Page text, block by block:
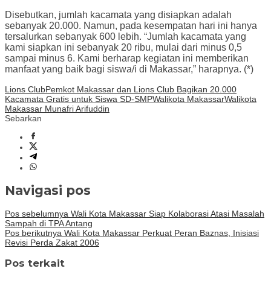
Disebutkan, jumlah kacamata yang disiapkan adalah
sebanyak 20.000. Namun, pada kesempatan hari ini hanya
tersalurkan sebanyak 600 lebih. “Jumlah kacamata yang
kami siapkan ini sebanyak 20 ribu, mulai dari minus 0,5
sampai minus 6. Kami berharap kegiatan ini memberikan
manfaat yang baik bagi siswa/i di Makassar,” harapnya. (*)
Lions ClubPemkot Makassar dan Lions Club Bagikan 20.000
Kacamata Gratis untuk Siswa SD-SMPWalikota MakassarWalikota
Makassar Munafri Arifuddin
Sebarkan
Navigasi pos
Pos sebelumnya Wali Kota Makassar Siap Kolaborasi Atasi Masalah
Sampah di TPA Antang
Pos berikutnya Wali Kota Makassar Perkuat Peran Baznas, Inisiasi
Revisi Perda Zakat 2006
Pos terkait